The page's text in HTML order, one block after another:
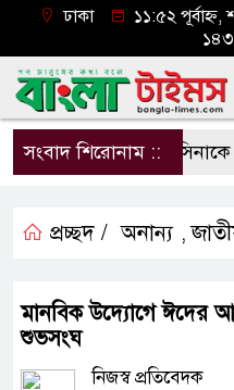
ঢাকা
১১:৫২
সংবাদ শিরোনাম ::
হাসিনাকে
প্রচ্ছদ / অনান্য ,
মানবিক উদ্যোগে ঈদের
শুভসংঘ
নিজস্ব প্রতিবেদক